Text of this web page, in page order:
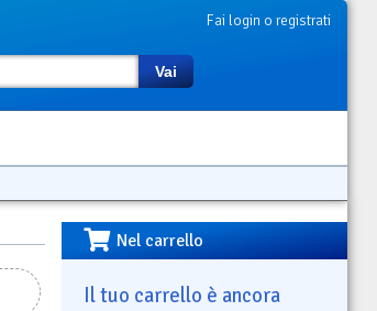
Fai login o registrati
Vai
Nel carrello
Il tuo carrello è ancora